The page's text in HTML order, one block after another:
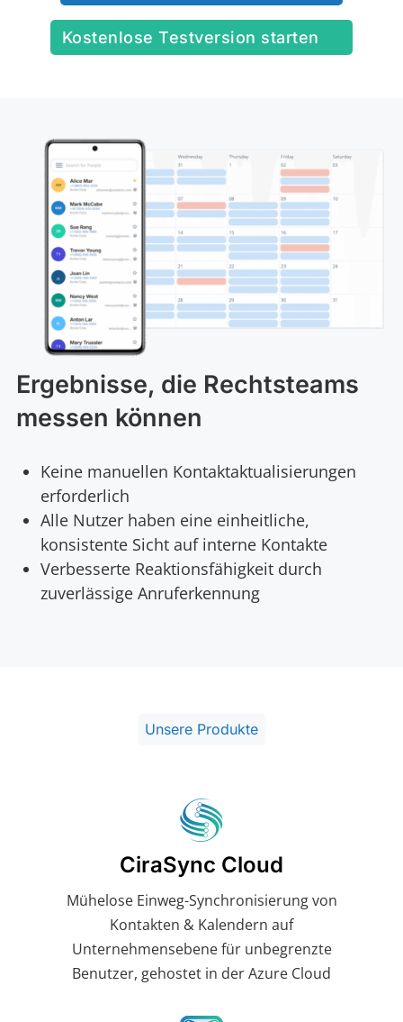
Kostenlose Testversion starten
Ergebnisse, die Rechtsteams
messen können
Keine manuellen Kontaktaktualisierungen
erforderlich
Alle Nutzer haben eine einheitliche,
konsistente Sicht auf interne Kontakte
Verbesserte Reaktionsfähigkeit durch
zuverlässige Anruferkennung
Unsere Produkte
CiraSync Cloud
Mühelose Einweg-Synchronisierung von
Kontakten & Kalendern auf
Unternehmensebene für unbegrenzte
Benutzer, gehostet in der Azure Cloud